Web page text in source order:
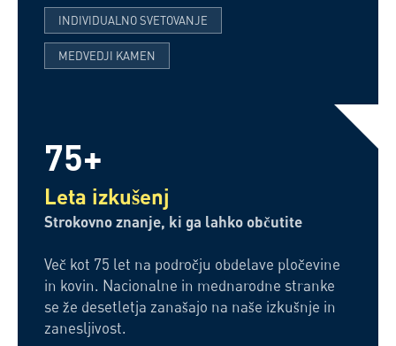
INDIVIDUALNO SVETOVANJE
MEDVEDJI KAMEN
75+
Leta izkušenj
Strokovno znanje, ki ga lahko občutite
Več kot 75 let na področju obdelave pločevine
in kovin. Nacionalne in mednarodne stranke
se že desetletja zanašajo na naše izkušnje in
zanesljivost.